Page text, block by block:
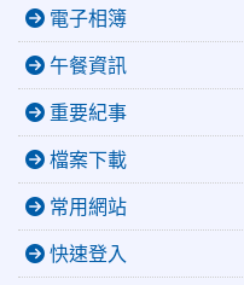
電子相簿
午餐資訊
重要紀事
檔案下載
常用網站
快速登入